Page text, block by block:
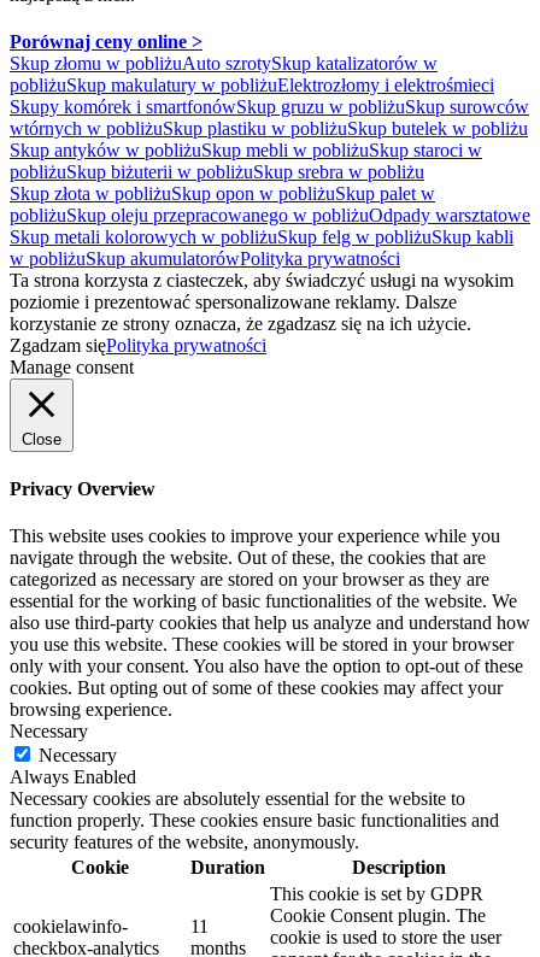
Porównaj ceny online >
Skup złomu w pobliżuAuto szrotySkup katalizatorów w
pobliżuSkup makulatury w pobliżuElektrozłomy i elektrośmieci
Skupy komórek i smartfonówSkup gruzu w pobliżuSkup surowców
wtórnych w pobliżuSkup plastiku w pobliżuSkup butelek w pobliżu
Skup antyków w pobliżuSkup mebli w pobliżuSkup staroci w
pobliżuSkup biżuterii w pobliżuSkup srebra w pobliżu
Skup złota w pobliżuSkup opon w pobliżuSkup palet w
pobliżuSkup oleju przepracowanego w pobliżuOdpady warsztatowe
Skup metali kolorowych w pobliżuSkup felg w pobliżuSkup kabli
w pobliżuSkup akumulatorówPolityka prywatności
Ta strona korzysta z ciasteczek, aby świadczyć usługi na wysokim
poziomie i prezentować spersonalizowane reklamy. Dalsze
korzystanie ze strony oznacza, że zgadzasz się na ich użycie.
Zgadzam sięPolityka prywatności
Manage consent
Close
Privacy Overview
This website uses cookies to improve your experience while you
navigate through the website. Out of these, the cookies that are
categorized as necessary are stored on your browser as they are
essential for the working of basic functionalities of the website. We
also use third-party cookies that help us analyze and understand how
you use this website. These cookies will be stored in your browser
only with your consent. You also have the option to opt-out of these
cookies. But opting out of some of these cookies may affect your
browsing experience.
Necessary
Necessary
Always Enabled
Necessary cookies are absolutely essential for the website to
function properly. These cookies ensure basic functionalities and
security features of the website, anonymously.
Cookie
Duration Description
cookielawinfo-
checkbox-analytics
11
months
This cookie is set by GDPR
Cookie Consent plugin. The
cookie is used to store the user